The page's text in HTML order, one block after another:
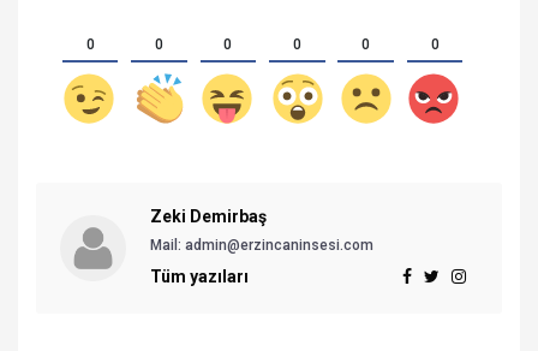
0 0 0 0 0 0
Zeki Demirbaş
Mail: admin@erzincaninsesi.com
Tüm yazıları